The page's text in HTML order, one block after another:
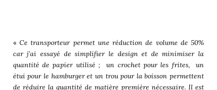
«Ce transporteur permet une réduction de volume de 50%
car j’ai essayé de simplifier le design et de minimiser la
quantité de papier utilisé ; un crochet pour les frites, un
étui pour le hamburger et un trou pour la boisson permettent
de réduire la quantité de matière première nécessaire. Il est